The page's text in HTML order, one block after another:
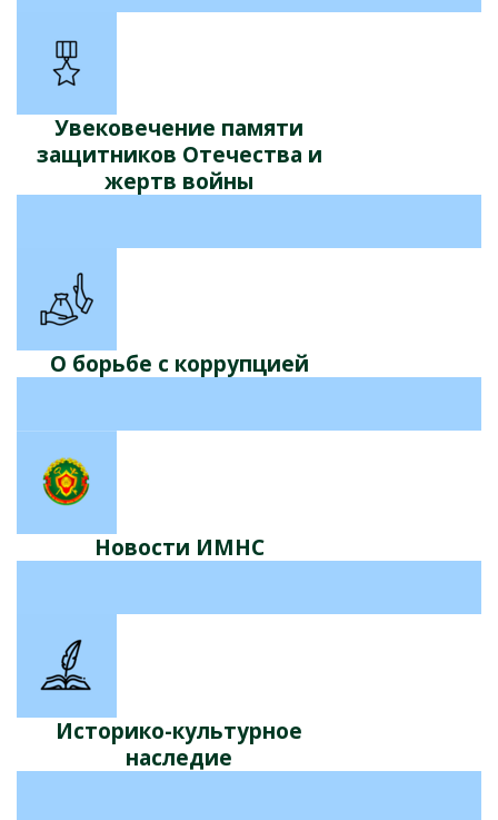
Увековечение памяти
защитников Отечества и
жертв войны
О борьбе с коррупцией
Новости ИМНС
Историко-культурное
наследие